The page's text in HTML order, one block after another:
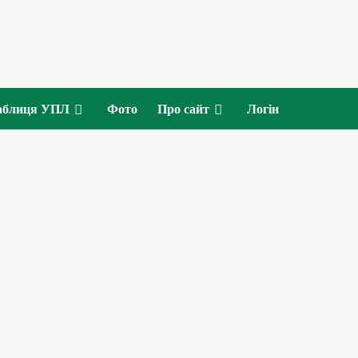
УПЛ Фото Про сайт Логін